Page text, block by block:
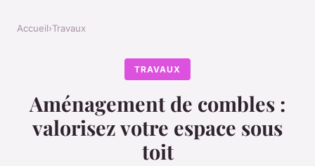
Accueil›Travaux
TRAVAUX
Aménagement de combles :
valorisez votre espace sous
toit